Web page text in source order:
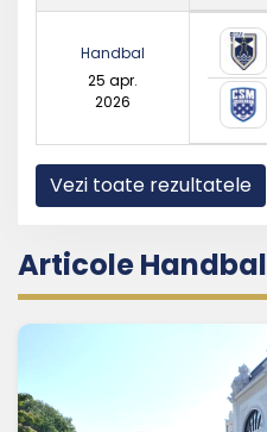
Handbal
25 apr.
2026
Vezi toate rezultatele
Articole Handbal